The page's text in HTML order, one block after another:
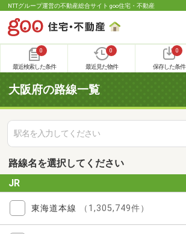
NTTグループ運営の不動産総合サイト goo住宅・不動産
0
最近検索した条件
0
最近見た物件
0
保存した条件
大阪府の路線一覧
路線名を選択してください
JR
東海道本線 （1,305,749件）